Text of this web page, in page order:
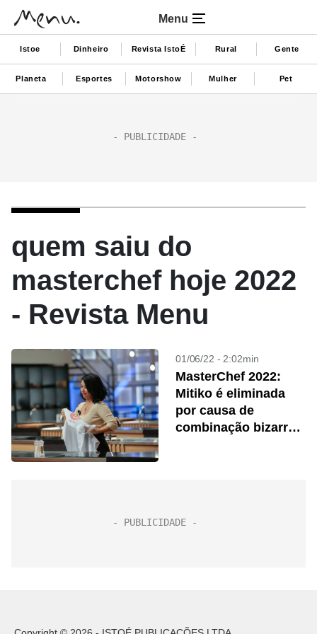
Menu
Istoe Dinheiro Revista IstoÉ Rural Gente
Planeta Esportes Motorshow Mulher Pet
quem saiu do
masterchef hoje 2022
- Revista Menu
01/06/22 - 2:02min
MasterChef 2022:
Mitiko é eliminada
por causa de
combinação bizarra